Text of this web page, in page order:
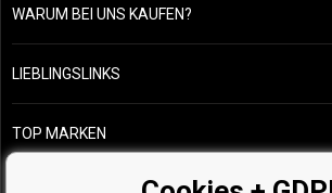
WARUM BEI UNS KAUFEN?
Datenschutzerklärung
Übersicht über Zahlungen und
Rückgabe von Waren
LIEBLINGSLINKS
Unsere Geschichte
Kostenlose
TOP MARKEN
Kérastase